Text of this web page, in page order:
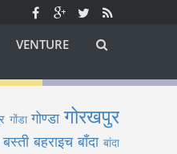
VENTURE
गोंडा गोण्डा गोरखपुर
बस्ती बहराइच बाँदा बांदा